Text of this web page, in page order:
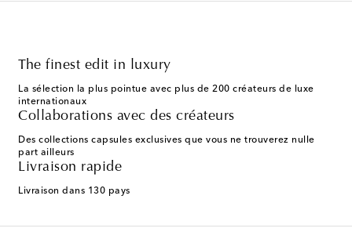
The finest edit in luxury
La sélection la plus pointue avec plus de 200 créateurs de luxe
internationaux
Collaborations avec des créateurs
Des collections capsules exclusives que vous ne trouverez nulle
part ailleurs
Livraison rapide
Livraison dans 130 pays